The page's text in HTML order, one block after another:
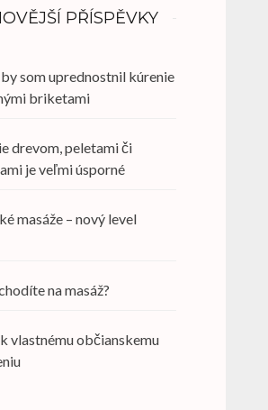
PŘÍSPĚVKY
som uprednostnil kúrenie
briketami
drevom, peletami či
je veľmi úsporné
masáže – nový level
na masáž?
vlastnému občianskemu